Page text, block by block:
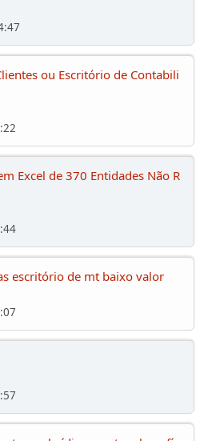
ou Escritório de Contabili
Excel de 370 Entidades Não R
escritório de mt baixo valor